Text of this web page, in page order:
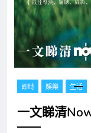
即時 娛樂 生活
一文睇清